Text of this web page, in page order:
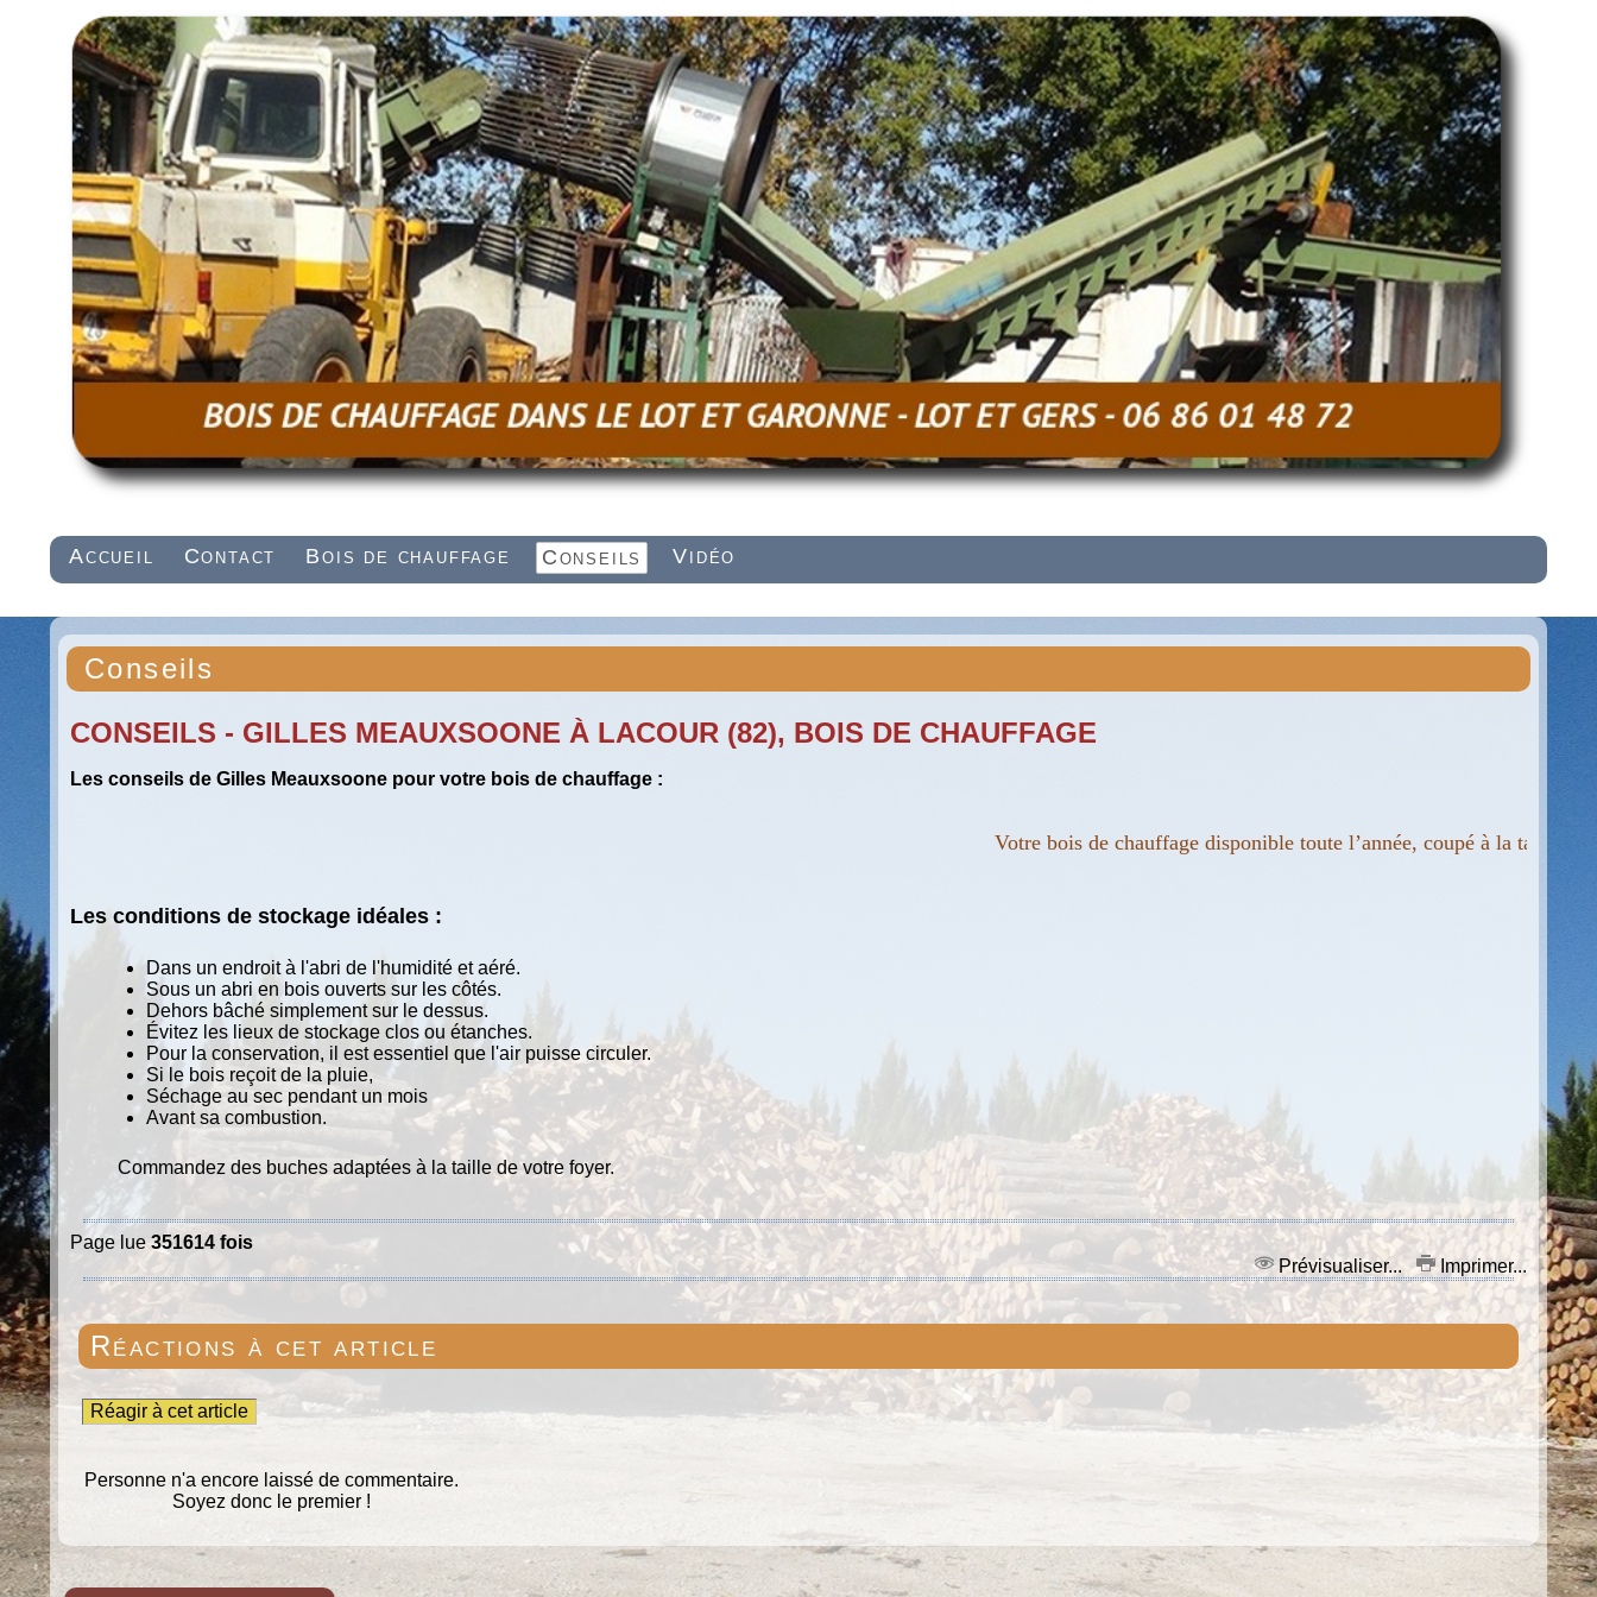
Accueil Contact Bois de chauffage Conseils Vidéo
Conseils
CONSEILS - GILLES MEAUXSOONE À LACOUR (82), BOIS DE CHAUFFAGE
Les conseils de Gilles Meauxsoone pour votre bois de chauffage :
Votre bois de chauffage disponible toute l’année, coupé à la taille de votre
Les conditions de stockage idéales :
Dans un endroit à l'abri de l'humidité et aéré.
Sous un abri en bois ouverts sur les côtés.
Dehors bâché simplement sur le dessus.
Évitez les lieux de stockage clos ou étanches.
Pour la conservation, il est essentiel que l'air puisse circuler.
Si le bois reçoit de la pluie,
Séchage au sec pendant un mois
Avant sa combustion.
Commandez des buches adaptées à la taille de votre foyer.
Page lue351614 fois
Prévisualiser...
Imprimer...
Réactions à cet article
Réagir à cet article
Personne n'a encore laissé de commentaire.
Soyez donc le premier !